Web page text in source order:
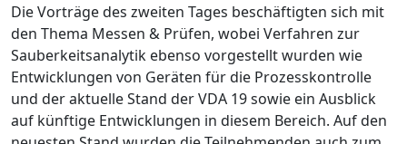
Die Vorträge des zweiten Tages beschäftig­ten sich mit
den Thema Messen & Prüfen, wobei Verfahren zur
Sauberkeitsanalytik ebenso vorgestellt wurden wie
Entwicklungen von Geräten für die Prozesskontrolle
und der aktuelle Stand der VDA 19 sowie ein Ausblick
auf künftige Entwicklungen in diesem Bereich. Auf den